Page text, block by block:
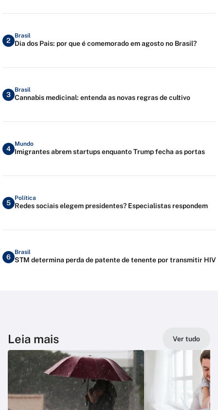
2
Brasil
Dia dos Pais: por que é comemorado em agosto no Brasil?
3
Brasil
Cannabis medicinal: entenda as novas regras de cultivo
4
Mundo
Imigrantes abrem startups enquanto Trump fecha as portas
5
Política
Redes sociais elegem presidentes? Especialistas respondem
6
Brasil
STM determina perda de patente de tenente por transmitir HIV
Leia mais Ver tudo